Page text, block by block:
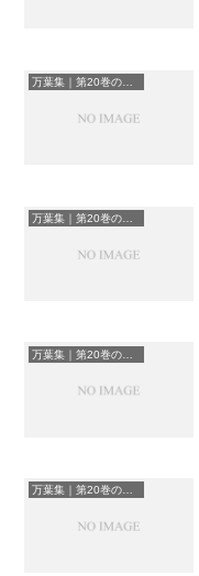
万葉集｜第20巻の和歌一覧
万葉集｜第20巻の和歌一覧
万葉集｜第20巻の和歌一覧
万葉集｜第20巻の和歌一覧